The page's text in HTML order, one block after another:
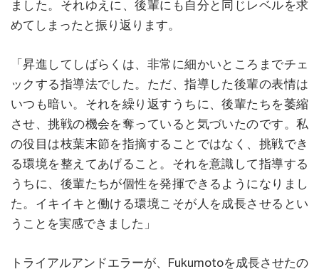
ました。それゆえに、後輩にも自分と同じレベルを求
めてしまったと振り返ります。
「昇進してしばらくは、非常に細かいところまでチェ
ックする指導法でした。ただ、指導した後輩の表情は
いつも暗い。それを繰り返すうちに、後輩たちを萎縮
させ、挑戦の機会を奪っていると気づいたのです。私
の役目は枝葉末節を指摘することではなく、挑戦でき
る環境を整えてあげること。それを意識して指導する
うちに、後輩たちが個性を発揮できるようになりまし
た。イキイキと働ける環境こそが人を成長させるとい
うことを実感できました」
トライアルアンドエラーが、Fukumotoを成長させたの